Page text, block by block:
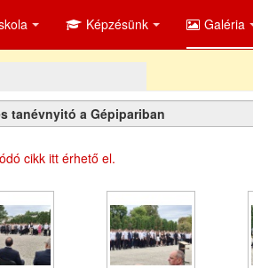
Képzésünk Galéria
tanévnyitó a Gépipariban
cikk itt érhető el.